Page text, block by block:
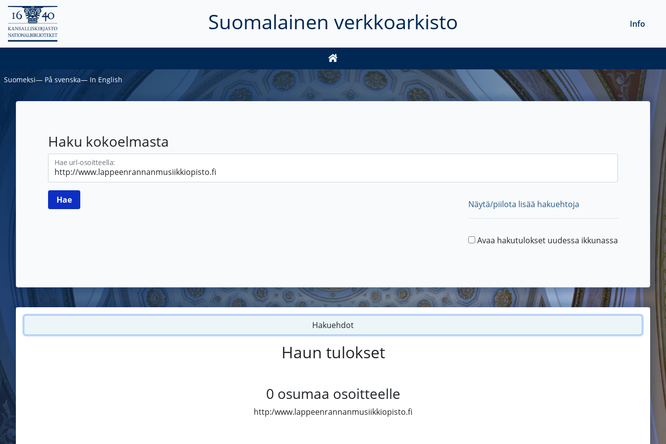
Suomalainen verkkoarkisto Info
Suomeksi― På svenska― In English
Haku kokoelmasta
Hae url-osoitteella:
Näytä/piilota lisää hakuehtoja
Avaa hakutulokset uudessa ikkunassa
Hakuehdot
Haun tulokset
0 osumaa osoitteelle
http:/www.lappeenrannanmusiikkiopisto.fi